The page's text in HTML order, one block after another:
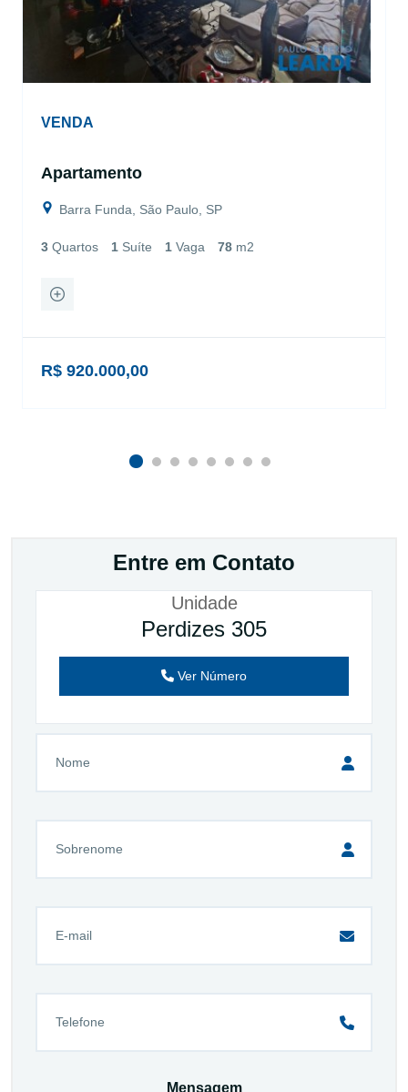
VENDA
Apartamento
Barra Funda, São Paulo, SP
3 Quartos 1 Suíte 1 Vaga 78 m2
R$ 920.000,00
Entre em Contato
Unidade
Perdizes 305
Ver Número
Mensagem